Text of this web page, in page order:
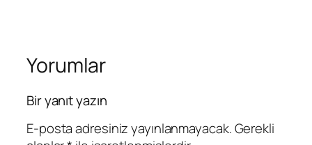
Yorumlar
Bir yanıt yazın
E-posta adresiniz yayınlanmayacak.Gerekli